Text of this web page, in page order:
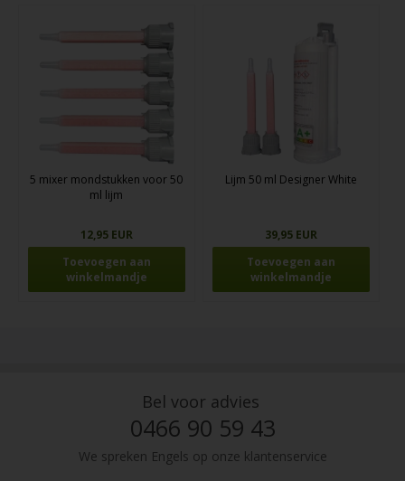
5 mixer mondstukken voor 50
ml lijm
12,95 EUR
Lijm 50 ml Designer White
39,95 EUR
Bel voor advies
0466 90 59 43
We spreken Engels op onze klantenservice